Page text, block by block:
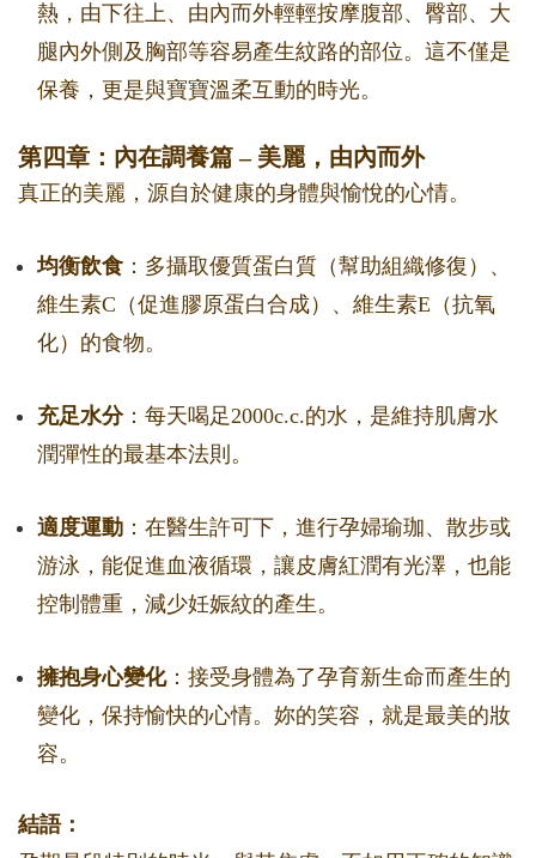
熱，由下往上、由內而外輕輕按摩腹部、臀部、大
腿內外側及胸部等容易產生紋路的部位。這不僅是
保養，更是與寶寶溫柔互動的時光。
第四章：內在調養篇 – 美麗，由內而外
真正的美麗，源自於健康的身體與愉悅的心情。
均衡飲食 ：多攝取優質蛋白質（幫助組織修復）、
維生素C（促進膠原蛋白合成）、維生素E（抗氧
化）的食物。
充足水分：每天喝足2000c.c.的水，是維持肌膚水
潤彈性的最基本法則。
適度運動 ：在醫生許可下，進行孕婦瑜珈、散步或
游泳，能促進血液循環，讓皮膚紅潤有光澤，也能
控制體重，減少妊娠紋的產生。
擁抱身心變化：接受身體為了孕育新生命而產生的
變化，保持愉快的心情。妳的笑容，就是最美的妝
容。
結語：